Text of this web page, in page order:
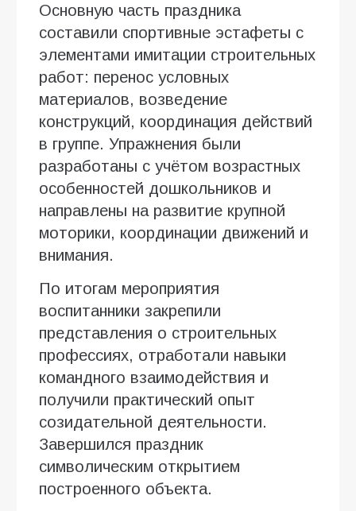
Основную часть праздника
составили спортивные эстафеты с
элементами имитации строительных
работ: перенос условных
материалов, возведение
конструкций, координация действий
в группе. Упражнения были
разработаны с учётом возрастных
особенностей дошкольников и
направлены на развитие крупной
моторики, координации движений и
внимания.
По итогам мероприятия
воспитанники закрепили
представления о строительных
профессиях, отработали навыки
командного взаимодействия и
получили практический опыт
созидательной деятельности.
Завершился праздник
символическим открытием
построенного объекта.